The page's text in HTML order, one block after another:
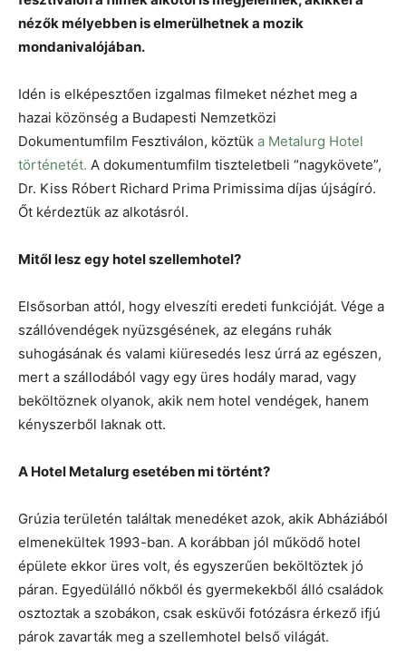
nézők mélyebben is elmerülhetnek a mozik
mondanivalójában.
Idén is elképesztően izgalmas filmeket nézhet meg a
hazai közönség a Budapesti Nemzetközi
Dokumentumfilm Fesztiválon, köztük a Metalurg Hotel
történetét. A dokumentumfilm tiszteletbeli “nagykövete”,
Dr. Kiss Róbert Richard Prima Primissima díjas újságíró.
Őt kérdeztük az alkotásról.
Mitől lesz egy hotel szellemhotel?
Elsősorban attól, hogy elveszíti eredeti funkcióját. Vége a
szállóvendégek nyüzsgésének, az elegáns ruhák
suhogásának és valami kiüresedés lesz úrrá az egészen,
mert a szállodából vagy egy üres hodály marad, vagy
beköltöznek olyanok, akik nem hotel vendégek, hanem
kényszerből laknak ott.
A Hotel Metalurg esetében mi történt?
Grúzia területén találtak menedéket azok, akik Abháziából
elmenekültek 1993-ban. A korábban jól működő hotel
épülete ekkor üres volt, és egyszerűen beköltöztek jó
páran. Egyedülálló nőkből és gyermekekből álló családok
osztoztak a szobákon, csak esküvői fotózásra érkező ifjú
párok zavarták meg a szellemhotel belső világát.